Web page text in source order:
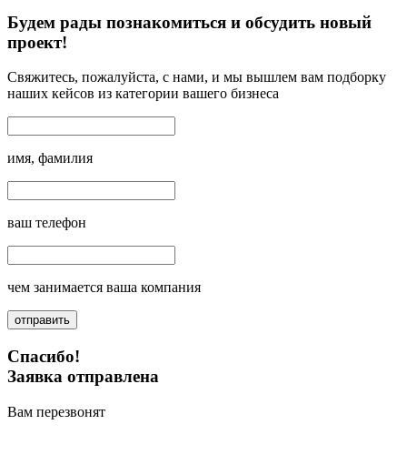
Будем рады познакомиться и обсудить новый
проект!
Свяжитесь, пожалуйста, с нами, и мы вышлем вам подборку
наших кейсов из категории вашего бизнеса
имя, фамилия
ваш телефон
чем занимается ваша компания
отправить
Спасибо!
Заявка отправлена
Вам перезвонят